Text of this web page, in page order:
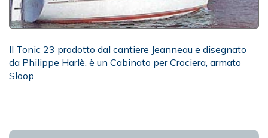
Il Tonic 23 prodotto dal cantiere Jeanneau e disegnato
da Philippe Harlè, è un Cabinato per Crociera, armato
Sloop